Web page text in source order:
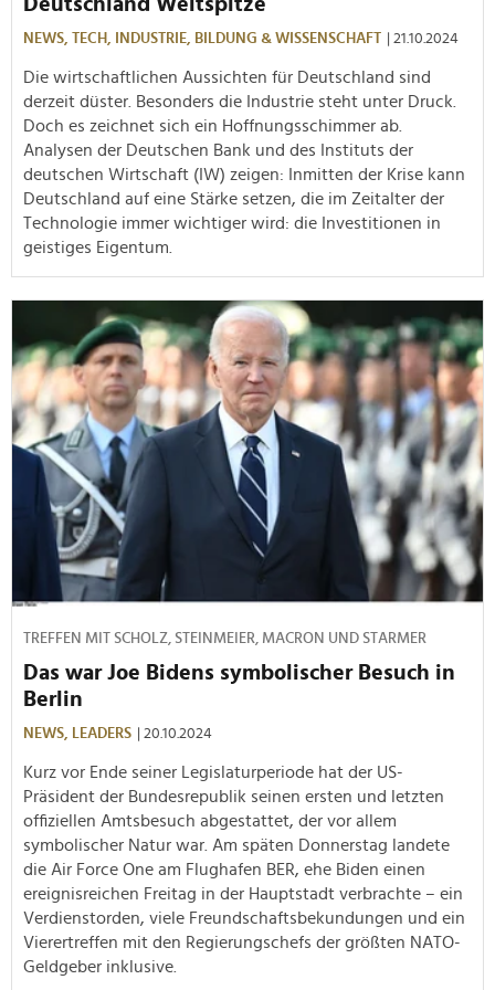
NEWS, TECH, INDUSTRIE, BILDUNG & WISSENSCHAFT | 21.10.2024
Die wirtschaftlichen Aussichten für Deutschland sind
derzeit düster. Besonders die Industrie steht unter Druck.
Doch es zeichnet sich ein Hoffnungsschimmer ab.
Analysen der Deutschen Bank und des Instituts der
deutschen Wirtschaft (IW) zeigen: Inmitten der Krise kann
Deutschland auf eine Stärke setzen, die im Zeitalter der
Technologie immer wichtiger wird: die Investitionen in
geistiges Eigentum.
TREFFEN MIT SCHOLZ, STEINMEIER, MACRON UND STARMER
Das war Joe Bidens symbolischer Besuch in
Berlin
NEWS, LEADERS | 20.10.2024
Kurz vor Ende seiner Legislaturperiode hat der US-
Präsident der Bundesrepublik seinen ersten und letzten
offiziellen Amtsbesuch abgestattet, der vor allem
symbolischer Natur war. Am späten Donnerstag landete
die Air Force One am Flughafen BER, ehe Biden einen
ereignisreichen Freitag in der Hauptstadt verbrachte – ein
Verdienstorden, viele Freundschaftsbekundungen und ein
Vierertreffen mit den Regierungschefs der größten NATO-
Geldgeber inklusive.